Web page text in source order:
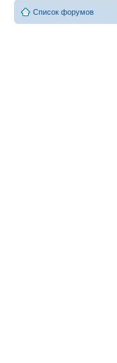
Список форумов